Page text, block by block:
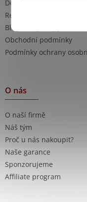
Doprava a platba
Reklamace
Blog - rady a tipy
Obchodní podmínky
Podmínky ochrany
O nás
O naší firmě
Náš tým
Proč u nás nakoupit?
Naše garance
Sponzorujeme
Affiliate program